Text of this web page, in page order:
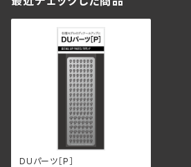
DUパーツ［P］